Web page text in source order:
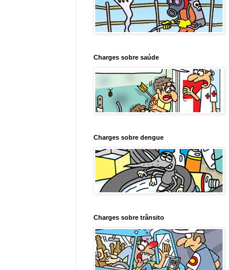
Charges sobre saúde
Charges sobre dengue
Charges sobre trânsito